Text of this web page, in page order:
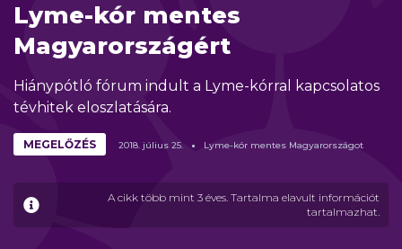
Lyme-kór mentes
Magyarországért
Hiánypótló fórum indult a Lyme-kórral kapcsolatos
tévhitek eloszlatására.
A cikk több mint 3 éves. Tartalma elavult információt
tartalmazhat.
MEGELŐZÉS 2018. július 25. Lyme-kór mentes Magyarországot